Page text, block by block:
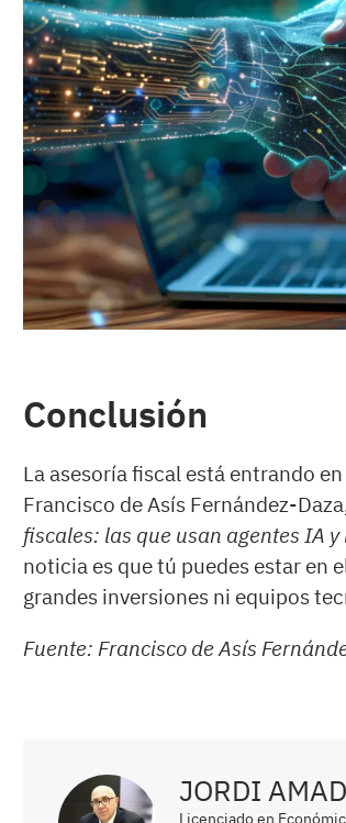
Conclusión
La asesoría fiscal está entrando
Francisco de Asís Fernández-
fiscales: las que usan agentes IA
noticia es que tú puedes estar en
grandes inversiones ni equipos
Fuente: Francisco de Asís
JORDI
Licenciado en